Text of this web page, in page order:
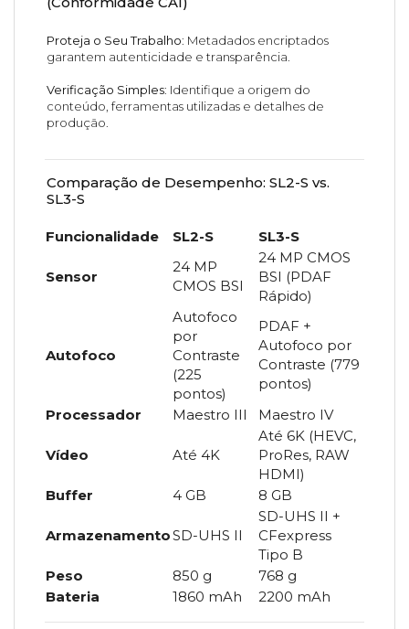
Proteja o Seu Trabalho: Metadados encriptados
garantem autenticidade e transparência.
Verificação Simples: Identifique a origem do
conteúdo, ferramentas utilizadas e detalhes de
produção.
Comparação de Desempenho: SL2-S vs.
SL3-S
Funcionalidade SL2-S SL3-S
Sensor
24 MP
CMOS BSI
24 MP CMOS
BSI (PDAF
Rápido)
Autofoco
Autofoco
por
Contraste
(225
pontos)
PDAF +
Autofoco por
Contraste (779
pontos)
Processador
Maestro III Maestro IV
Vídeo Até 4K
Até 6K (HEVC,
ProRes, RAW
HDMI)
Buffer
4 GB 8 GB
ArmazenamentoSD-UHS II
SD-UHS II +
CFexpress
Tipo B
Peso
850 g
768 g
Bateria
1860 mAh 2200 mAh